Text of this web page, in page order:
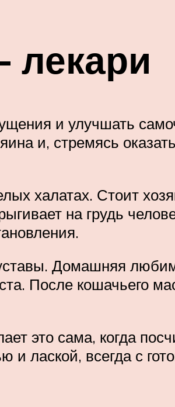
лекари
и улучшать
и, стремясь
халатах. Стоит
на грудь
Домашняя
После кошачьего
это сама, когда
лаской, всегда с